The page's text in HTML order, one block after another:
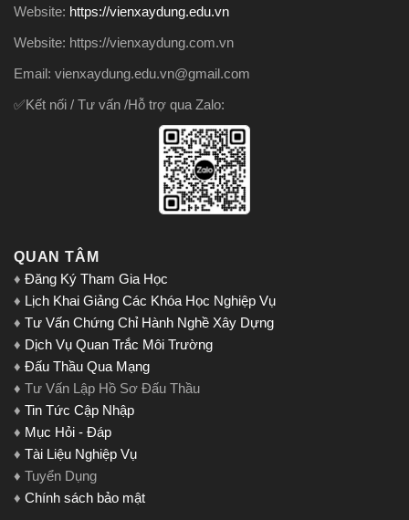
Website: https://vienxaydung.edu.vn
Website: https://vienxaydung.com.vn
Email: vienxaydung.edu.vn@gmail.com
✅Kết nối / Tư vấn /Hỗ trợ qua Zalo:
QUAN TÂM
♦ Đăng Ký Tham Gia Học
♦ Lịch Khai Giảng Các Khóa Học Nghiệp Vụ
♦ Tư Vấn Chứng Chỉ Hành Nghề Xây Dựng
♦ Dịch Vụ Quan Trắc Môi Trường
♦ Đấu Thầu Qua Mạng
♦ Tư Vấn Lập Hồ Sơ Đấu Thầu
♦ Tin Tức Cập Nhập
♦ Mục Hỏi - Đáp
♦ Tài Liệu Nghiệp Vụ
♦ Tuyển Dụng
♦ Chính sách bảo mật